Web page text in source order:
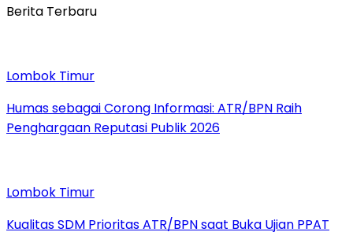
Berita Terbaru
Lombok Timur
Humas sebagai Corong Informasi: ATR/BPN Raih
Penghargaan Reputasi Publik 2026
Lombok Timur
Kualitas SDM Prioritas ATR/BPN saat Buka Ujian PPAT